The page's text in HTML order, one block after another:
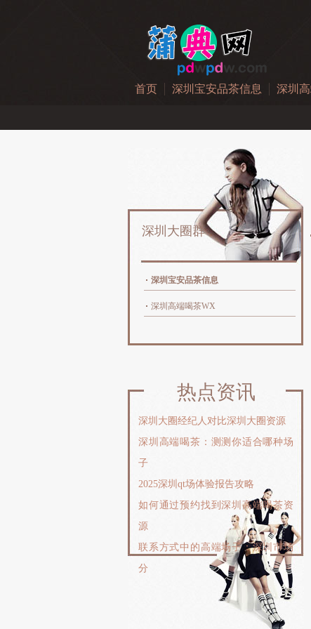
首页 深圳宝安品茶信息 深圳
深圳大圈群
深圳宝安品茶信息
深圳高端喝茶WX
热点资讯
‌深圳大圈经纪人对比深圳大圈资源
深圳高端喝茶：测测你适合哪种场
子
2025深圳qt场体验报告攻略
如何通过预约找到深圳高端喝茶资
源
联系方式中的高端场子：深圳市场
分